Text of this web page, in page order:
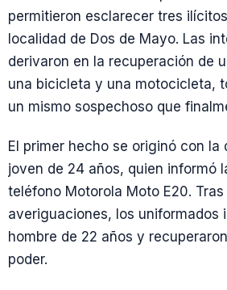
permitieron esclarecer tres
localidad de Dos de Mayo. Las
derivaron en la recuperación de
una bicicleta y una motocicleta,
un mismo sospechoso que
El primer hecho se originó con la
joven de 24 años, quien informó
teléfono Motorola Moto E20. Tras
averiguaciones, los uniformados
hombre de 22 años y
poder.